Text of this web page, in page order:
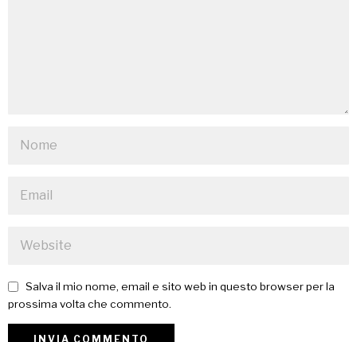
Salva il mio nome, email e sito web in questo browser per la
prossima volta che commento.